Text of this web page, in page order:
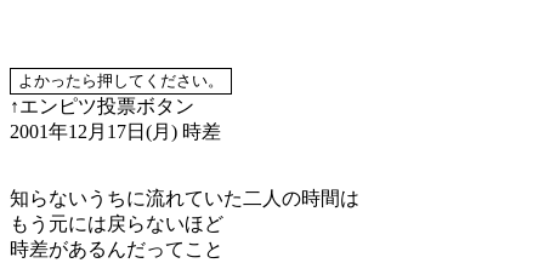
↑エンピツ投票ボタン
2001年12月17日(月) 時差
知らないうちに流れていた二人の時間は
もう元には戻らないほど
時差があるんだってこと